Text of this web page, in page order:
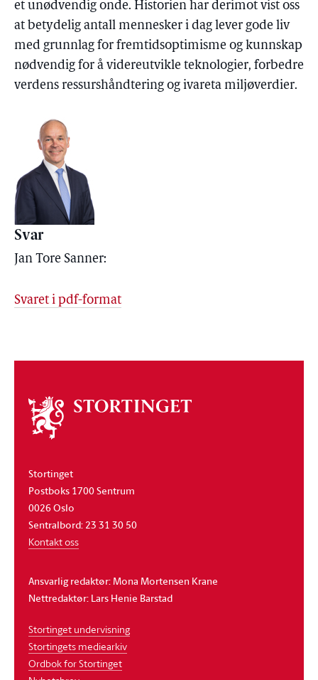
et unødvendig onde. Historien har derimot vist oss
at betydelig antall mennesker i dag lever gode liv
med grunnlag for fremtidsoptimisme og kunnskap
nødvendig for å videreutvikle teknologier, forbedre
verdens ressurshåndtering og ivareta miljøverdier.
Svar
Jan Tore Sanner:
Svaret i pdf-format
Om
stortinget
Stortinget
Postboks 1700 Sentrum
0026 Oslo
Sentralbord: 23 31 30 50
Kontakt oss
Ansvarlig redaktør: Mona Mortensen Krane
Nettredaktør: Lars Henie Barstad
Stortinget undervisning
Stortingets mediearkiv
Ordbok for Stortinget